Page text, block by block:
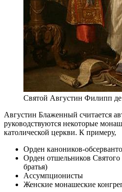
Святой Августин Филипп
Августин Блаженный считается
руководствуются некоторые
католической церкви. К примеру,
Орден каноников-
Орден отшельников Святого
братья)
Ассумпционисты
Женские монашеские